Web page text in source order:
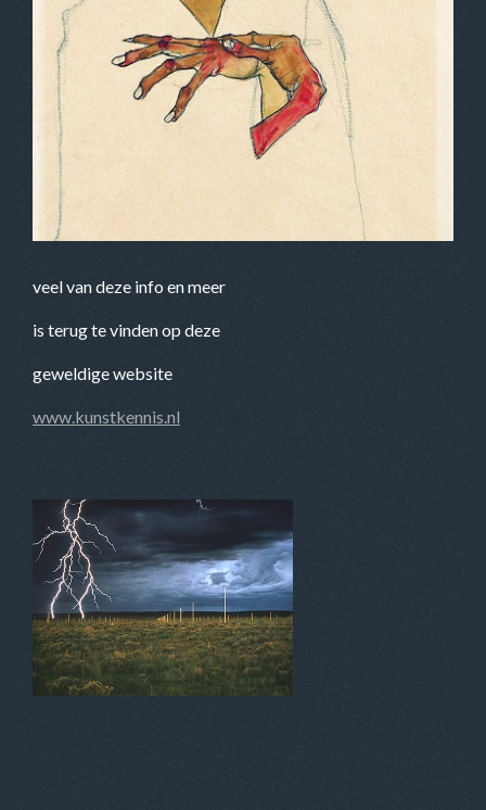
veel van deze info en meer
is terug te vinden op deze
geweldige website
www.kunstkennis.nl